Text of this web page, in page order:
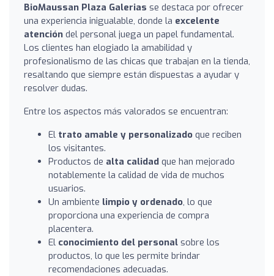
BioMaussan Plaza Galerias se destaca por ofrecer
una experiencia inigualable, donde la excelente
atención del personal juega un papel fundamental.
Los clientes han elogiado la amabilidad y
profesionalismo de las chicas que trabajan en la tienda,
resaltando que siempre están dispuestas a ayudar y
resolver dudas.
Entre los aspectos más valorados se encuentran:
El trato amable y personalizado que reciben
los visitantes.
Productos de alta calidad que han mejorado
notablemente la calidad de vida de muchos
usuarios.
Un ambiente limpio y ordenado, lo que
proporciona una experiencia de compra
placentera.
El conocimiento del personal sobre los
productos, lo que les permite brindar
recomendaciones adecuadas.